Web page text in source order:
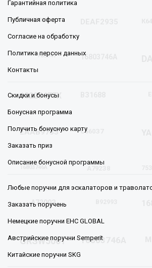
8779З708М
Т8З747 16803746A
1022З477Х
ЕAAB97ЗЗ С560З7
А7200З
GRSW5001 16803746A
Гарантийная политика
Публичная оферта
Согласие на обработку
Политика персон данных
Контакты
Скидки и бонусы
Бонусная программа
Получить бонусную карту
Заказать приз
Описание бонусной программы
Любые поручни для эскалаторов и
Заказать поручень
Немецкие поручни EHC GLOBAL
Австрийские поручни Semperit
Китайские поручни SKG